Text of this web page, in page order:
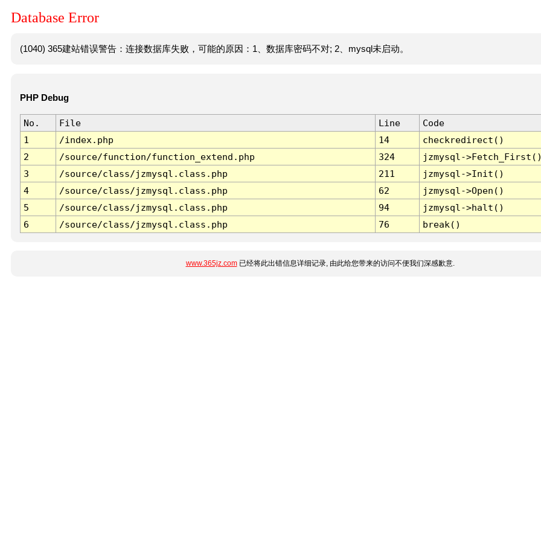
Database Error
(1040) 365建站错误警告：连接数据库失败，可能的原因：1、数据库密码不对; 2、mysql未启动。
PHP Debug
No. File Line
Code
1
/index.php 14
checkredirect()
2
/source/function/function_extend.php 324
jzmysql-
3
/source/class/jzmysql.class.php 211
jzmysql->Init()
4
/source/class/jzmysql.class.php 62
jzmysql->Open()
5
/source/class/jzmysql.class.php 94
jzmysql->halt()
6
/source/class/jzmysql.class.php 76 break()
www.365jz.com已经将此出错信息详细记录, 由此给您带来的访问不便我们深感歉意.